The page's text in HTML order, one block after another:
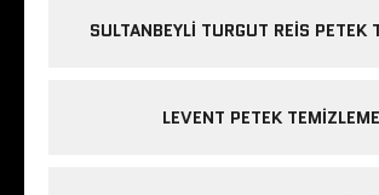
SULTANBEYLI TURGUT REIS PETEK
LEVENT PETEK TEMIZLEME